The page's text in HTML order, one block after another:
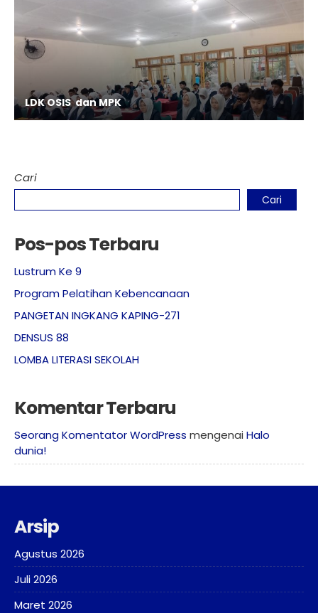
LDK OSIS dan MPK
Cari
Cari
Pos-pos Terbaru
Lustrum Ke 9
Program Pelatihan Kebencanaan
PANGETAN INGKANG KAPING-271
DENSUS 88
LOMBA LITERASI SEKOLAH
Komentar Terbaru
Seorang Komentator WordPress mengenai Halo
dunia!
Arsip
Agustus 2026
Juli 2026
Maret 2026